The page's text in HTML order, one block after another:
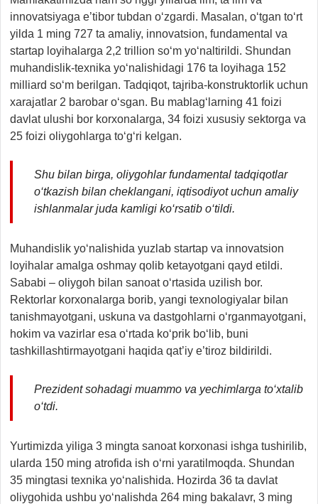
innovatsiyaga e’tibor tubdan o‘zgardi. Masalan, o‘tgan to‘rt
yilda 1 ming 727 ta amaliy, innovatsion, fundamental va
startap loyihalarga 2,2 trillion so‘m yo‘naltirildi. Shundan
muhandislik-texnika yo‘nalishidagi 176 ta loyihaga 152
milliard so‘m berilgan. Tadqiqot, tajriba-konstruktorlik uchun
xarajatlar 2 barobar o‘sgan. Bu mablag‘larning 41 foizi
davlat ulushi bor korxonalarga, 34 foizi xususiy sektorga va
25 foizi oliygohlarga to‘g‘ri kelgan.
Shu bilan birga, oliygohlar fundamental tadqiqotlar
o‘tkazish bilan cheklangani, iqtisodiyot uchun amaliy
ishlanmalar juda kamligi ko‘rsatib o‘tildi.
Muhandislik yo‘nalishida yuzlab startap va innovatsion
loyihalar amalga oshmay qolib ketayotgani qayd etildi.
Sababi – oliygoh bilan sanoat o‘rtasida uzilish bor.
Rektorlar korxonalarga borib, yangi texnologiyalar bilan
tanishmayotgani, uskuna va dastgohlarni o‘rganmayotgani,
hokim va vazirlar esa o‘rtada ko‘prik bo‘lib, buni
tashkillashtirmayotgani haqida qat’iy e’tiroz bildirildi.
Prezident sohadagi muammo va yechimlarga to‘xtalib
o‘tdi.
Yurtimizda yiliga 3 mingta sanoat korxonasi ishga tushirilib,
ularda 150 ming atrofida ish o‘rni yaratilmoqda. Shundan
35 mingtasi texnika yo‘nalishida. Hozirda 36 ta davlat
oliygohida ushbu yo‘nalishda 264 ming bakalavr, 3 ming